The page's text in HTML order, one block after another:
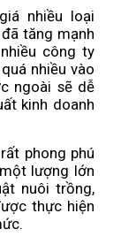
nhiều loại
tăng mạnh
công ty
nhiều vào
ngoài sẽ dễ
kinh doanh
phong phú
lượng lớn
nuôi trồng,
thực hiện